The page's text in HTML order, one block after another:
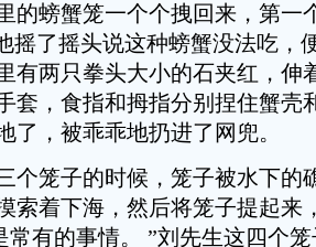
的螃蟹笼一个个拽回来，第一
摇了摇头说这种螃蟹没法吃，
有两只拳头大小的石夹红，伸
套，食指和拇指分别捏住蟹壳
了，被乖乖地扔进了网兜。
笼子的时候，笼子被水下的
索着下海，然后将笼子提起来
常有的事情。 ”刘先生这四个